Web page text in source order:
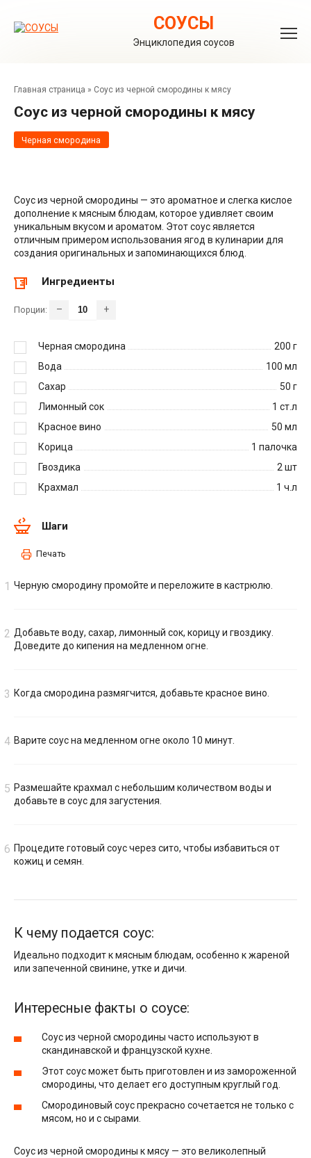
контенту
СОУСЫ
Энциклопедия соусов
Главная страница » Соус из черной смородины к мясу
Соус из черной смородины к мясу
Черная смородина
Соус из черной смородины — это ароматное и слегка кислое
дополнение к мясным блюдам, которое удивляет своим
уникальным вкусом и ароматом. Этот соус является
отличным примером использования ягод в кулинарии для
создания оригинальных и запоминающихся блюд.
Ингредиенты
Порции: – +
Черная смородина 200 г
Вода
100 мл
Сахар
50 г
Лимонный сок
1 ст.л
Красное вино
50 мл
Корица
1 палочка
Гвоздика
2 шт
Крахмал
1 ч.л
Шаги
Печать
Черную смородину промойте и переложите в кастрюлю.
Добавьте воду, сахар, лимонный сок, корицу и гвоздику.
Доведите до кипения на медленном огне.
Когда смородина размягчится, добавьте красное вино.
Варите соус на медленном огне около 10 минут.
Размешайте крахмал с небольшим количеством воды и
добавьте в соус для загустения.
Процедите готовый соус через сито, чтобы избавиться от
кожиц и семян.
К чему подается соус:
Идеально подходит к мясным блюдам, особенно к жареной
или запеченной свинине, утке и дичи.
Интересные факты о соусе:
Соус из черной смородины часто используют в
скандинавской и французской кухне.
Этот соус может быть приготовлен и из замороженной
смородины, что делает его доступным круглый год.
Смородиновый соус прекрасно сочетается не только с
мясом, но и с сырами.
Соус из черной смородины к мясу — это великолепный